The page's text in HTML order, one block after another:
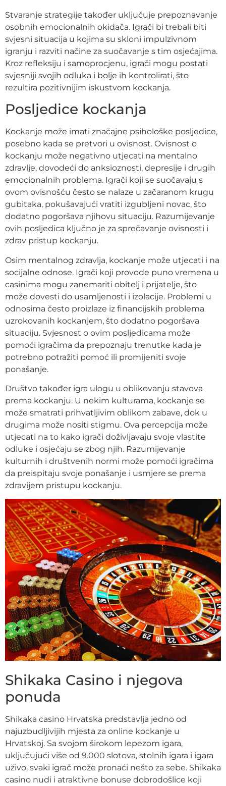
Stvaranje strategije također uključuje prepoznavanje
osobnih emocionalnih okidača. Igrači bi trebali biti
svjesni situacija u kojima su skloni impulzivnom
igranju i razviti načine za suočavanje s tim osjećajima.
Kroz refleksiju i samoprocjenu, igrači mogu postati
svjesniji svojih odluka i bolje ih kontrolirati, što
rezultira pozitivnijim iskustvom kockanja.
Posljedice kockanja
Kockanje može imati značajne psihološke posljedice,
posebno kada se pretvori u ovisnost. Ovisnost o
kockanju može negativno utjecati na mentalno
zdravlje, dovodeći do anksioznosti, depresije i drugih
emocionalnih problema. Igrači koji se suočavaju s
ovom ovisnošću često se nalaze u začaranom krugu
gubitaka, pokušavajući vratiti izgubljeni novac, što
dodatno pogoršava njihovu situaciju. Razumijevanje
ovih posljedica ključno je za sprečavanje ovisnosti i
zdrav pristup kockanju.
Osim mentalnog zdravlja, kockanje može utjecati i na
socijalne odnose. Igrači koji provode puno vremena u
casinima mogu zanemariti obitelj i prijatelje, što
može dovesti do usamljenosti i izolacije. Problemi u
odnosima često proizlaze iz financijskih problema
uzrokovanih kockanjem, što dodatno pogoršava
situaciju. Svjesnost o ovim posljedicama može
pomoći igračima da prepoznaju trenutke kada je
potrebno potražiti pomoć ili promijeniti svoje
ponašanje.
Društvo također igra ulogu u oblikovanju stavova
prema kockanju. U nekim kulturama, kockanje se
može smatrati prihvatljivim oblikom zabave, dok u
drugima može nositi stigmu. Ova percepcija može
utjecati na to kako igrači doživljavaju svoje vlastite
odluke i osjećaju se zbog njih. Razumijevanje
kulturnih i društvenih normi može pomoći igračima
da preispitaju svoje ponašanje i usmjere se prema
zdravijem pristupu kockanju.
Shikaka Casino i njegova
ponuda
Shikaka casino Hrvatska predstavlja jedno od
najuzbudljivijih mjesta za online kockanje u
Hrvatskoj. Sa svojom širokom lepezom igara,
uključujući više od 9.000 slotova, stolnih igara i igara
uživo, svaki igrač može pronaći nešto za sebe. Shikaka
casino nudi i atraktivne bonuse dobrodošlice koji